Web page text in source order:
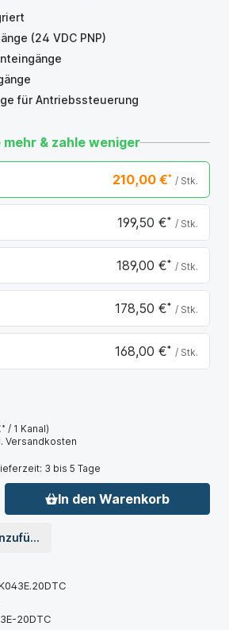
(24 VDC PNP)
für Antriebssteuerung
mehr & zahle weniger
210,00 €* / Stk.
199,50 €* / Stk.
189,00 €* / Stk.
178,50 €* / Stk.
168,00 €* / Stk.
* / 1 Kanal)
Versandkosten
3 bis 5 Tage
In den Warenkorb
20DTC